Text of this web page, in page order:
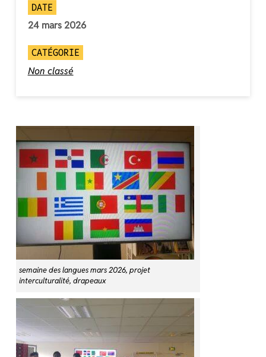
DATE
24 mars 2026
CATÉGORIE
Non classé
semaine des langues mars 2026, projet
interculturalité, drapeaux